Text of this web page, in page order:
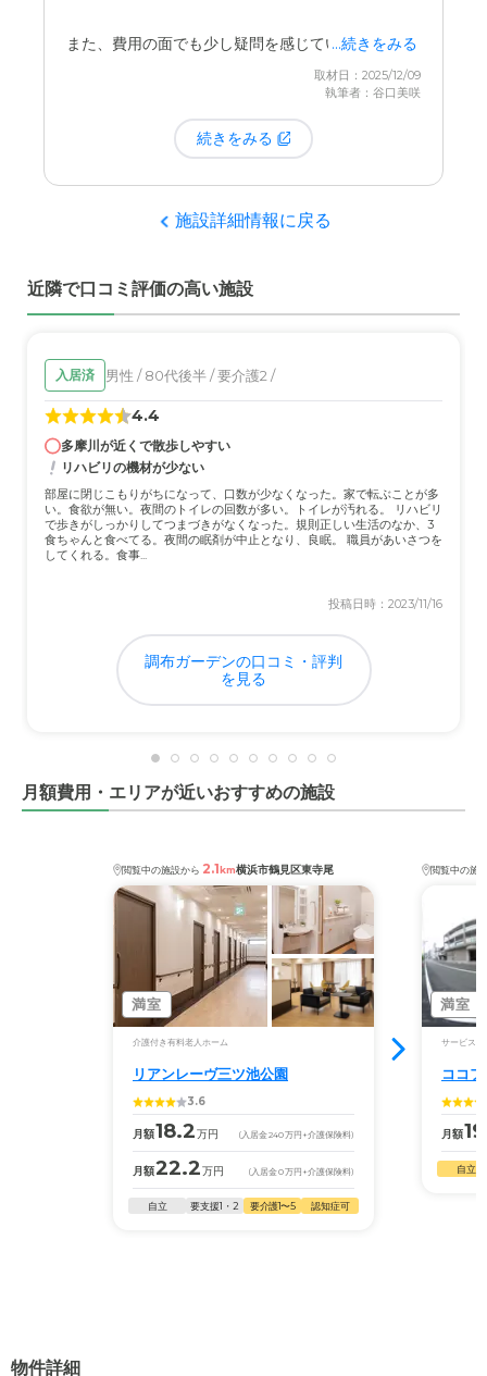
にしました。一人暮らしの時はどうしても家に閉じ
を出し、楽しい時間を共有する機会があります。
こうした「誰かと一緒に笑える場」が身近にあるこ
また、費用の面でも少し疑問を感じています。現
在、おばは体調を崩して別の病院に入院しているの
ですが、施設を不在にしている期間も在室時と全く
同じ料金が発生しています。もちろん、お部屋を確
保していただいていることは理解していますが、食
も良いのではないかと感じてしまいます。
...続きをみる
取材日：2025/12/09
執筆者：谷口美咲
続きをみる
施設詳細情報に戻る
近隣で口コミ評価の高い施設
入居済 男性 / 80代後半 / 要介護2 /
4.4
多摩川が近くで散歩しやすい
リハビリの機材が少ない
部屋に閉じこもりがちになって、口数が少なくなった。家で転ぶことが多
い。食欲が無い。夜間のトイレの回数が多い。トイレが汚れる。 リハビリ
で歩きがしっかりしてつまづきがなくなった。規則正しい生活のなか、3
食ちゃんと食べてる。夜間の眠剤が中止となり、良眠。 職員があいさつを
してくれる。食事...
投稿日時：2023/11/16
調布ガーデンの口コミ・評判
を見る
月額費用・エリアが近いおすすめの施設
閲覧中の施設から 2.1km横浜市鶴見区東寺尾
満室
介護付き有料老人ホーム
リアンレーヴ三ツ池公園
3.6
月額18.2万円 (入居金240万円 +介護保険料)
月額22.2万円 (入居金0万円 +介護保険料)
自立 要支援1・2 要介護1〜5 認知症可
閲覧中の施
満室
サービス付
ココ
月額
自立
物件詳細